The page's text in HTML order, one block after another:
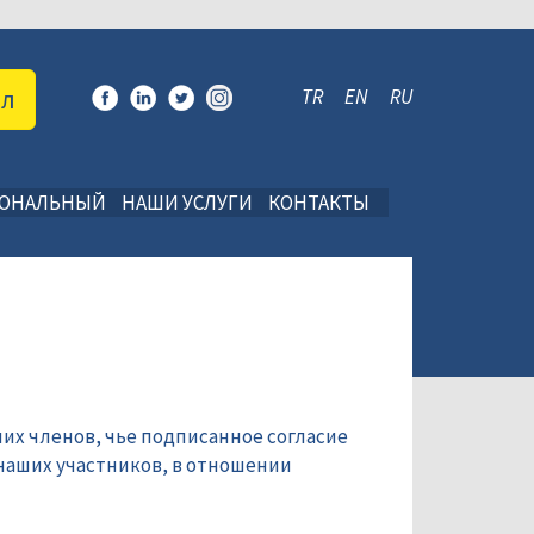
TR EN RU
НАШИ УСЛУГИ КОНТАКТЫ
членов, чье подписанное согласие
участников, в отношении